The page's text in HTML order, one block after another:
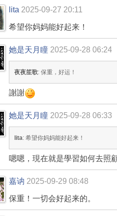
lita 2025-09-27 20:11
希望你妈妈能好起来！
她是天月瞳 2025-09-28 06:24
夜夜笙歌: 保重，好运！
謝謝
她是天月瞳 2025-09-28 06:33
lita: 希望你妈妈能好起来！
嗯嗯，現在就是學習如何去照
嘉讷 2025-09-29 08:48
保重！一切会好起来的。